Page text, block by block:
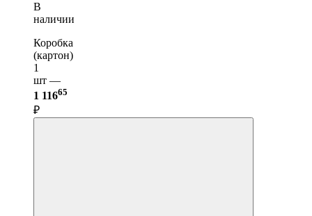
В
наличии
Коробка
(картон)
1
шт —
1 11665
₽